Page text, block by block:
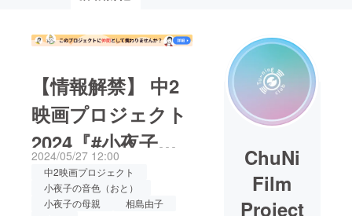
【情報解禁】 中2
映画プロジェクト
2024『#小夜子の
音色（おと）』 小
夜子の母親・相島
2024/05/27 12:00
中2映画プロジェクト
小夜子の音色（おと）
小夜子の母親
相島由子
ChuNi
Film
Project